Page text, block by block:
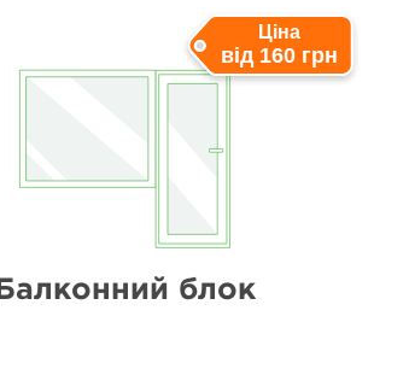
Ціна
від 160 грн
Балконний блок